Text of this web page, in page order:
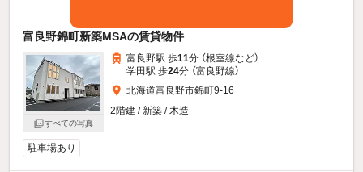
富良野錦町新築MSAの賃貸物件
すべての写真
富良野駅 歩11分 （根室線など）
学田駅 歩24分 （富良野線）
北海道富良野市錦町9-16
2階建 / 新築 / 木造
駐車場あり